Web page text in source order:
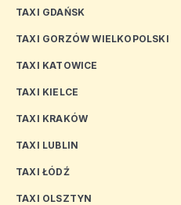
TAXI GDAŃSK
TAXI GORZÓW WIELKOPOLSKI
TAXI KATOWICE
TAXI KIELCE
TAXI KRAKÓW
TAXI LUBLIN
TAXI ŁÓDŹ
TAXI OLSZTYN